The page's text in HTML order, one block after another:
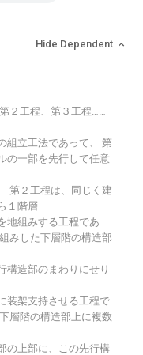
Hide Dependent
２工程、第３工程……
組立工法であって、 第
の一部を先行して任意
第２工程は、同じく建
１階層
地組みする工程であ
みした下層階の構造部
構造部のまわりにせり
装架支持させる工程で
層階の構造部上に複数
の上部に、この先行構